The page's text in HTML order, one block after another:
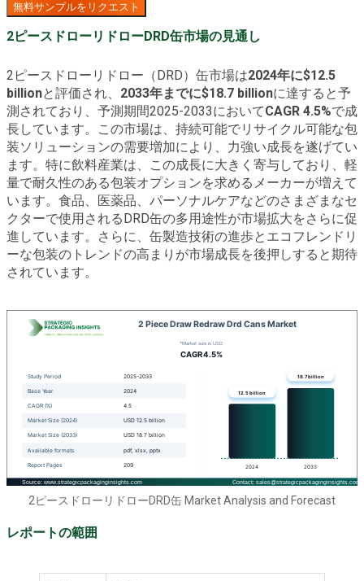
無料サンプルをリクエスト
2ピースドローリドローDRD缶市場の見通し
2ピースドローリドロー（DRD）缶市場は2024年に$12.5
billionと評価され、 2033年までに$18.7 billionに達すると予
測されており、予測期間2025-2033においてCAGR 4.5%で成
長しています。この市場は、持続可能でリサイクル可能な包
装ソリューションの需要増加により、力強い成長を遂げてい
ます。特に飲料産業は、この成長に大きく寄与しており、軽
量で耐久性のある包装オプションを求めるメーカーが増えて
います。食品、医薬品、パーソナルケアなどのさまざまなセ
クターで使用されるDRD缶の多用途性が市場拡大をさらに促
進しています。さらに、缶製造技術の進歩とエコフレンドリ
ーな包装のトレンドの高まりが市場成長を後押しすると期待
されています。
2ピースドローリドローDRD缶 Market Analysis and Forecast
レポートの範囲